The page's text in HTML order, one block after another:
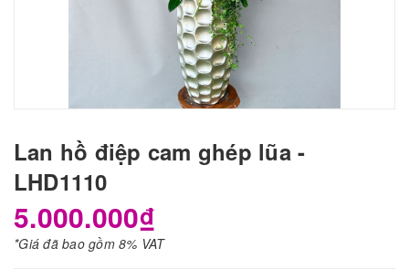
Lan hồ điệp cam ghép lũa -
LHD1110
5.000.000₫
*Giá đã bao gồm 8% VAT